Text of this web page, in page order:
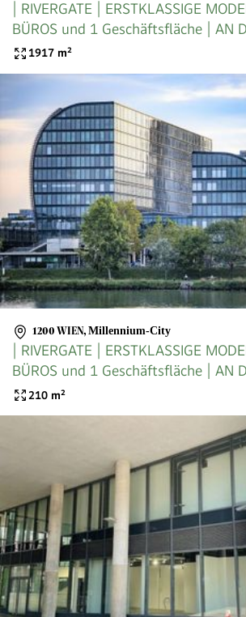
| RIVERGATE | ERSTKLASSIGE
BÜROS und 1 Geschäftsfläche | AN
U-BAHN
1917 m²
1200 WIEN, Millennium-City
| RIVERGATE | ERSTKLASSIGE
BÜROS und 1 Geschäftsfläche | AN
U-BAHN
210 m²